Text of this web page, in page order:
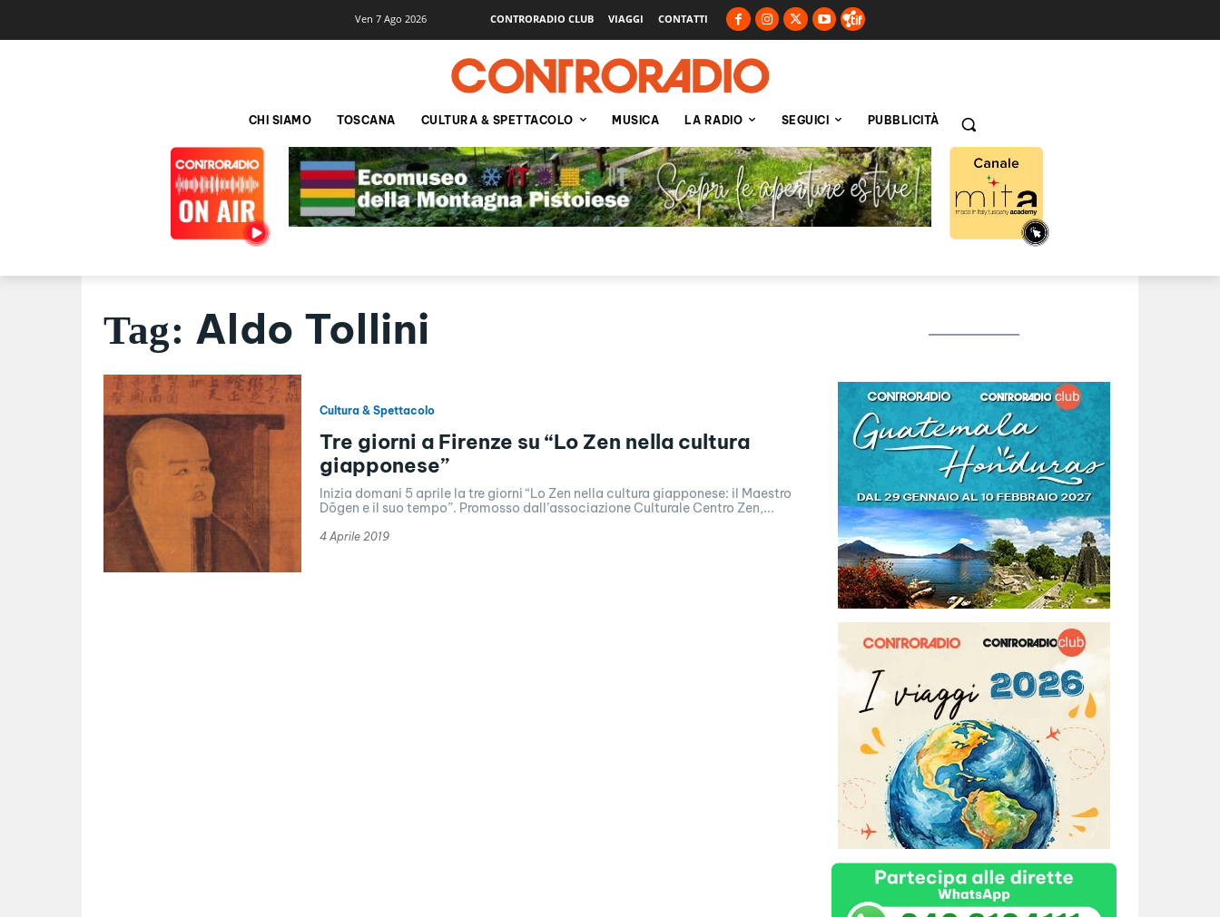
Ven 7 Ago 2026 CONTRORADIO CLUB VIAGGI CONTATTI
CHI SIAMO TOSCANA CULTURA & SPETTACOLO MUSICA LA RADIO SEGUICI PUBBLICITÀ
Tag: Aldo Tollini
Cultura & Spettacolo
Tre giorni a Firenze su “Lo Zen nella cultura
giapponese”
Inizia domani 5 aprile la tre giorni “Lo Zen nella cultura giapponese: il Maestro
Dōgen e il suo tempo”. Promosso dall’associazione Culturale Centro Zen,...
4 Aprile 2019